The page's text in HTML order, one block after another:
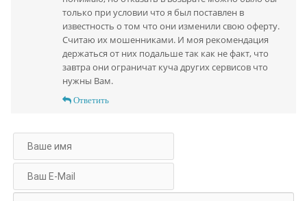
только при условии что я был поставлен в
известность о том что они изменили свою оферту.
Считаю их мошенниками. И моя рекомендация
держаться от них подальше так как не факт, что
завтра они ограничат куча других сервисов что
нужны Вам.
Ответить